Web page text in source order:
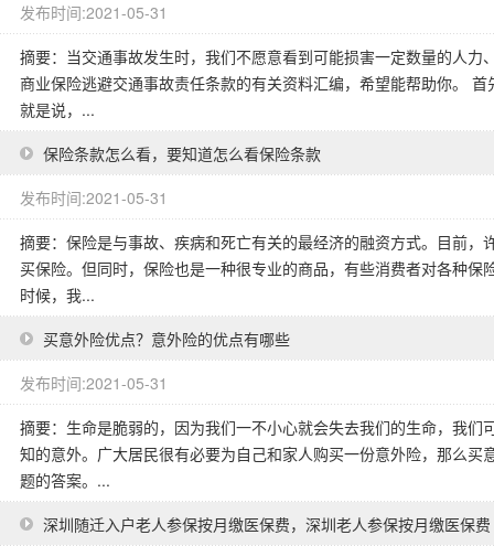
发布时间:2021-05-31
摘要：当交通事故发生时，我们不愿意看到可能损害一定数量的人
商业保险逃避交通事故责任条款的有关资料汇编，希望能帮助你。
就是说，...
保险条款怎么看，要知道怎么看保险条款
发布时间:2021-05-31
摘要：保险是与事故、疾病和死亡有关的最经济的融资方式。目前
买保险。但同时，保险也是一种很专业的商品，有些消费者对各种
时候，我...
买意外险优点？意外险的优点有哪些
发布时间:2021-05-31
摘要：生命是脆弱的，因为我们一不小心就会失去我们的生命，我
知的意外。广大居民很有必要为自己和家人购买一份意外险，那么
题的答案。...
深圳随迁入户老人参保按月缴医保费，深圳老人参保按月缴医保费